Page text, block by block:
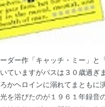
ダー作「キャッチ・ミー」と
ていますがパスは３０歳過ぎ
かヘロインに溺れてまともに
を浴びたのが１９６１年録音